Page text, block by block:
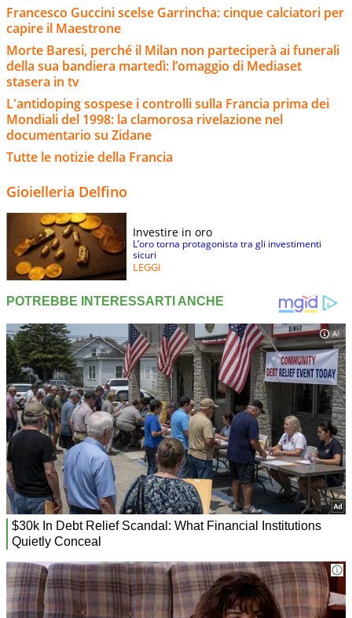
Francesco Guccini scelse Garrincha: cinque calciatori per
capire il Maestrone
Morte Baresi, perché il Milan non parteciperà ai funerali
della sua bandiera martedì: l’omaggio di Mediaset
stasera in tv
L'antidoping sospese i controlli sulla Francia prima dei
Mondiali del 1998: la clamorosa rivelazione nel
documentario su Zidane
Tutte le notizie della Francia
Gioielleria Delfino
Investire in oro
L’oro torna protagonista tra gli investimenti
sicuri
LEGGI